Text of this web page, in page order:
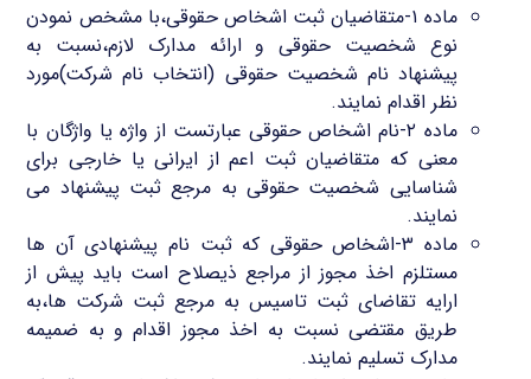
ماده ۱-متقاضیان ثبت اشخاص حقوقی،با مشخص نمودن
نوع شخصیت حقوقی و ارائه مدارک لازم،نسبت به
پیشنهاد نام شخصیت حقوقی (انتخاب نام شرکت)مورد
نظر اقدام نمایند.
ماده ۲-نام اشخاص حقوقی عبارتست از واژه یا واژگان با
معنی که متقاضیان ثبت اعم از ایرانی یا خارجی برای
شناسایی شخصیت حقوقی به مرجع ثبت پیشنهاد می
نمایند.
ماده ۳-اشخاص حقوقی که ثبت نام پیشنهادی آن ها
مستلزم اخذ مجوز از مراجع ذیصلاح است باید پیش از
ارایه تقاضای ثبت تاسیس به مرجع ثبت شرکت ها،به
طریق مقتضی نسبت به اخذ مجوز اقدام و به ضمیمه
مدارک تسلیم نمایند.